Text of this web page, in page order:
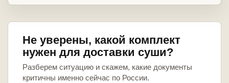
Не уверены, какой комплект
нужен для доставки суши?
Разберем ситуацию и скажем, какие документы
критичны именно сейчас по России.